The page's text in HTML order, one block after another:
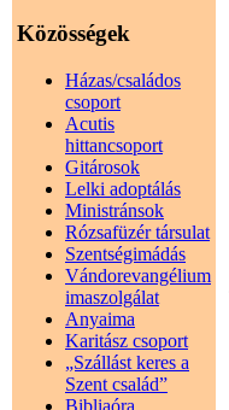
Közösségek
Házas/családos
csoport
Acutis
hittancsoport
Gitárosok
Lelki adoptálás
Ministránsok
Rózsafüzér társulat
Szentségimádás
Vándorevangélium
imaszolgálat
Anyaima
Karitász csoport
„Szállást keres a
Szent család”
Bibliaóra